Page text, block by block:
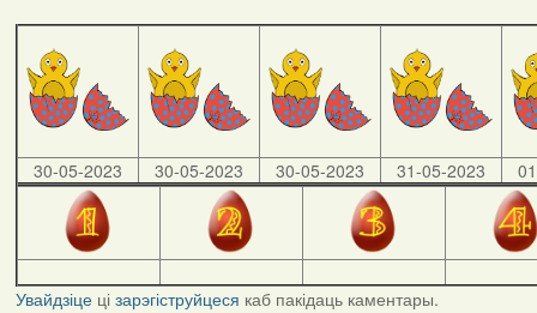
30-05-2023 30-05-2023 30-05-2023 31-05-2023
Увайдзіцеці зарэгіструйцеся каб пакідаць каментары.